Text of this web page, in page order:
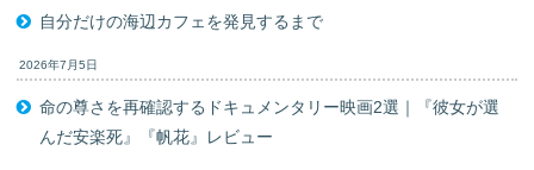
自分だけの海辺カフェを発見するまで
2026年7月5日
命の尊さを再確認するドキュメンタリー映画2選｜『彼女が選
んだ安楽死』『帆花』レビュー